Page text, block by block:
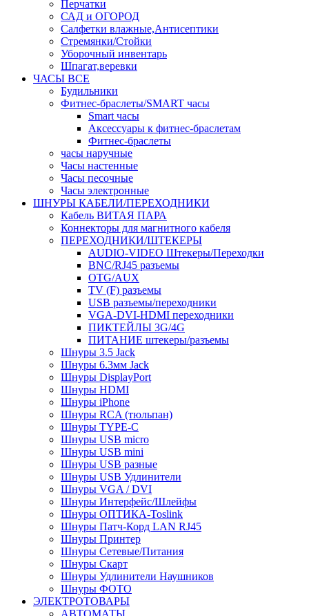
Перчатки
САД и ОГОРОД
Салфетки влажные,Антисептики
Стремянки/Стойки
Уборочный инвентарь
Шпагат,веревки
ЧАСЫ ВСЕ
Будильники
Фитнес-браслеты/SMART часы
Smart часы
Аксессуары к фитнес-браслетам
Фитнес-браслеты
часы наручные
Часы настенные
Часы песочные
Часы электронные
ШНУРЫ КАБЕЛИ/ПЕРЕХОДНИКИ
Кабель ВИТАЯ ПАРА
Коннекторы для магнитного кабеля
ПЕРЕХОДНИКИ/ШТЕКЕРЫ
AUDIO-VIDEO Штекеры/Переходки
BNC/RJ45 разъемы
OTG/AUX
TV (F) разъемы
USB разъемы/переходники
VGA-DVI-HDMI переходники
ПИКТЕЙЛЫ 3G/4G
ПИТАНИЕ штекеры/разъемы
Шнуры 3.5 Jack
Шнуры 6.3мм Jack
Шнуры DisplayPort
Шнуры HDMI
Шнуры iPhone
Шнуры RCA (тюльпан)
Шнуры TYPE-C
Шнуры USB micro
Шнуры USB mini
Шнуры USB разные
Шнуры USB Удлинители
Шнуры VGA / DVI
Шнуры Интерфейс/Шлейфы
Шнуры ОПТИКА-Toslink
Шнуры Патч-Корд LAN RJ45
Шнуры Принтер
Шнуры Сетевые/Питания
Шнуры Скарт
Шнуры Удлинители Наушников
Шнуры ФОТО
ЭЛЕКТРОТОВАРЫ
АВТОМАТЫ